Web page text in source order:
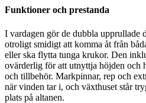
Funktioner och prestanda
I vardagen gör de dubbla upprullade
otroligt smidigt att komma åt från
eller ska flytta tunga krukor. Den
ovärderlig för att utnyttja höjden och
och tillbehör. Markpinnar, rep och
när vinden tar i, och växthuset står
plats på altanen.